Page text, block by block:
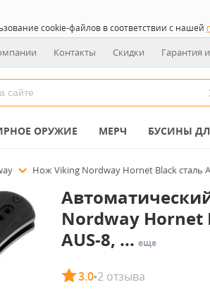
cookie-файлов в соответствии с нашей
Контакты Скидки Гарантия
ОРУЖИЕ МЕРЧ БУСИНЫ
Нож Viking Nordway Hornet Black сталь
Nordway Hornet
AUS-8, ... еще
3.0•2 отзыва